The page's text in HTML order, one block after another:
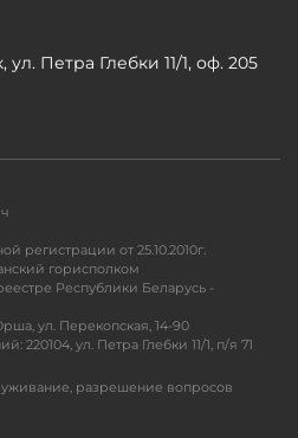
Петра Глебки 11/1, оф. 205
регистрации от 25.10.2010г.
горисполком
Республики Беларусь -
ул. Перекопская, 14-90
220104, ул. Петра Глебки 11/1, п/я 71
разрешение вопросов